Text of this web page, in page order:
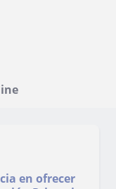
en ofrecer